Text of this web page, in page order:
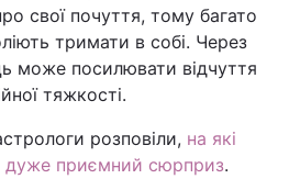
свої почуття, тому багато
тримати в собі. Через
може посилювати відчуття
тяжкості.
розповіли, на які
дуже приємний сюрприз.